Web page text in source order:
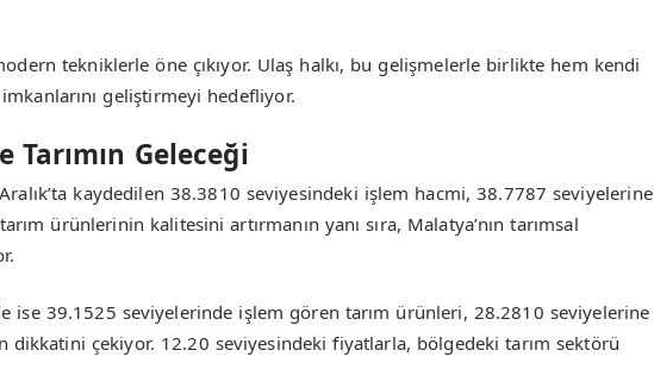
tekniklerle öne çıkıyor. Ulaş halkı, bu gelişmelerle birlikte hem kendi
geliştirmeyi hedefliyor.
Tarımın Geleceği
kaydedilen 38.3810 seviyesindeki işlem hacmi, 38.7787 seviyelerine
ürünlerinin kalitesini artırmanın yanı sıra, Malatya’nın tarımsal
ise 39.1525 seviyelerinde işlem gören tarım ürünleri, 28.2810 seviyelerine
dikkatini çekiyor. 12.20 seviyesindeki fiyatlarla, bölgedeki tarım sektörü